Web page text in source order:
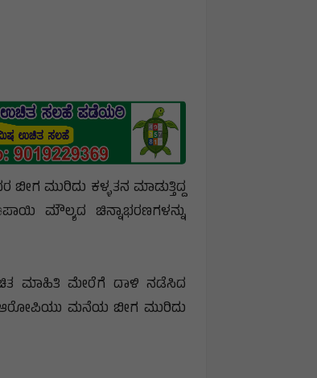
ಮುರಿದು ಕಳ್ಳತನ ಮಾಡುತ್ತಿದ್ದ
ಮೌಲ್ಯದ ಚಿನ್ನಾಭರಣಗಳನ್ನು
ಮಾಹಿತಿ ಮೇರೆಗೆ ದಾಳಿ ನಡೆಸಿದ
ಆರೋಪಿಯು ಮನೆಯ ಬೀಗ ಮುರಿದು